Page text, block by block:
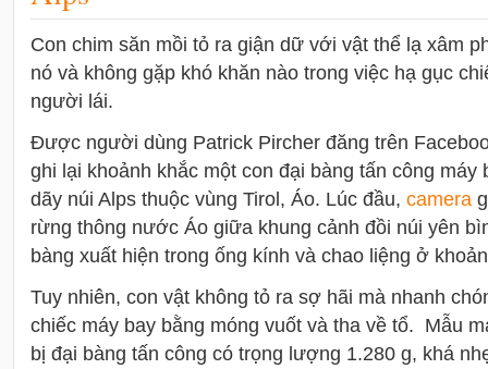
Con chim săn mồi tỏ ra giận dữ với vật thể lạ xâm
nó và không gặp khó khăn nào trong việc hạ gục
người lái.
Được người dùng Patrick Pircher đăng trên
ghi lại khoảnh khắc một con đại bàng tấn công
dãy núi Alps thuộc vùng Tirol, Áo. Lúc đầu, camera
rừng thông nước Áo giữa khung cảnh đồi núi yên
bàng xuất hiện trong ống kính và chao liệng ở
Tuy nhiên, con vật không tỏ ra sợ hãi mà nhanh
chiếc máy bay bằng móng vuốt và tha về tổ. Mẫu
bị đại bàng tấn công có trọng lượng 1.280 g, khá